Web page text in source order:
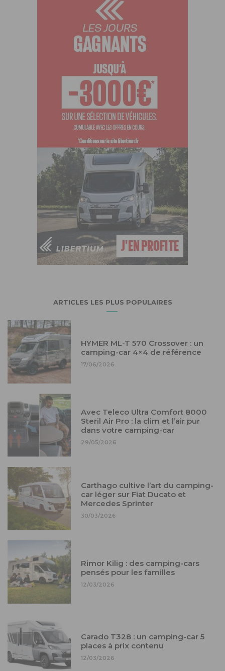
ARTICLES LES PLUS POPULAIRES
HYMER ML-T 570 Crossover : un
camping-car 4×4 de référence
17/06/2026
Avec Teleco Ultra Comfort 8000
Steril Air Pro : la clim et l’air pur
dans votre camping-car
29/05/2026
Carthago cultive l’art du camping-
car léger sur Fiat Ducato et
Mercedes Sprinter
30/03/2026
Rimor Kilig : des camping-cars
pensés pour les familles
12/03/2026
Carado T328 : un camping-car 5
places à prix contenu
12/03/2026